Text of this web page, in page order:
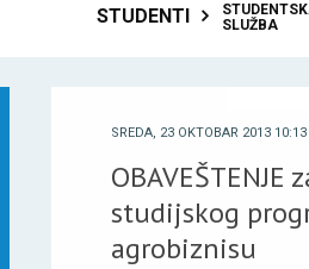
STUDENTI
SLUŽBA
SREDA, 23 OKTOBAR 2013 10:13
studijskog
agrobiznisu